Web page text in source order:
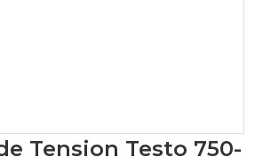
Tension Testo 750-